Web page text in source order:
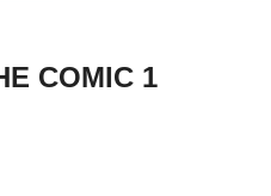
COMIC 1